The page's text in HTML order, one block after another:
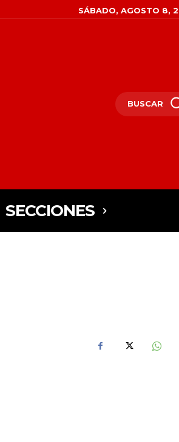
SÁBADO, AGOSTO 8,
BUSCAR
SECCIONES